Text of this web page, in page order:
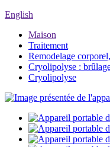
English
Maison
Traitement
Remodelage
Cryolipolyse :
Cryolipolyse